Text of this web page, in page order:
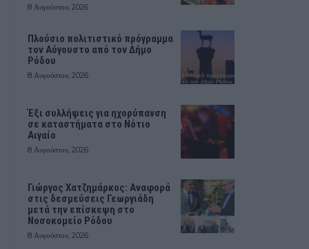
8 Αυγούστου, 2026
Πλούσιο πολιτιστικό πρόγραμμα
τον Αύγουστο από τον Δήμο
Ρόδου
8 Αυγούστου, 2026
Έξι συλλήψεις για ηχορύπανση
σε καταστήματα στο Νότιο
Αιγαίο
8 Αυγούστου, 2026
Γιώργος Χατζημάρκος: Αναφορά
στις δεσμεύσεις Γεωργιάδη
μετά την επίσκεψη στο
Νοσοκομείο Ρόδου
8 Αυγούστου, 2026